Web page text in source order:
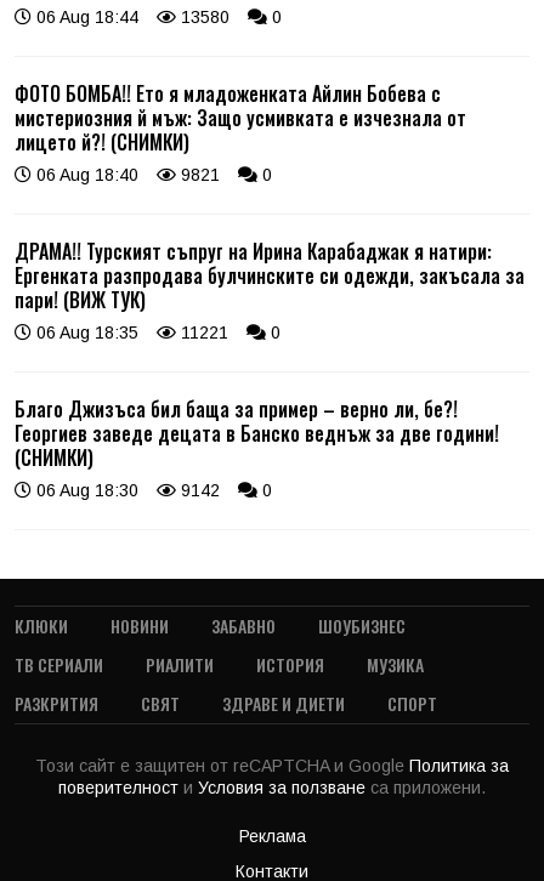
06 Aug 18:44 13580 0
ФОТО БОМБА!! Ето я младоженката Айлин Бобева с
мистериозния й мъж: Защо усмивката е изчезнала от
лицето й?! (СНИМКИ)
06 Aug 18:40 9821 0
ДРАМА!! Турският съпруг на Ирина Карабаджак я натири:
Ергенката разпродава булчинските си одежди, закъсала за
пари! (ВИЖ ТУК)
06 Aug 18:35 11221 0
Благо Джизъса бил баща за пример – верно ли, бе?!
Георгиев заведе децата в Банско веднъж за две години!
(СНИМКИ)
06 Aug 18:30 9142 0
КЛЮКИ НОВИНИ ЗАБАВНО
ШОУБИЗНЕС
ТВ СЕРИАЛИ
РИАЛИТИ ИСТОРИЯ
МУЗИКА
РАЗКРИТИЯ
СВЯТ ЗДРАВЕ И ДИЕТИ СПОРТ
Този сайт е защитен от reCAPTCHA и Google Политика за
поверителност и Условия за ползване са приложени.
Реклама
Контакти